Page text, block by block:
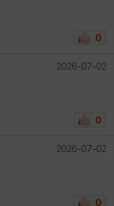
0
2026-07-02
0
2026-07-02
0